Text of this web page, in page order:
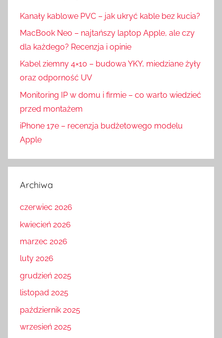
Kanały kablowe PVC – jak ukryć kable bez kucia?
MacBook Neo – najtańszy laptop Apple, ale czy
dla każdego? Recenzja i opinie
Kabel ziemny 4×10 – budowa YKY, miedziane żyły
oraz odporność UV
Monitoring IP w domu i firmie – co warto wiedzieć
przed montażem
iPhone 17e – recenzja budżetowego modelu
Apple
Archiwa
czerwiec 2026
kwiecień 2026
marzec 2026
luty 2026
grudzień 2025
listopad 2025
październik 2025
wrzesień 2025